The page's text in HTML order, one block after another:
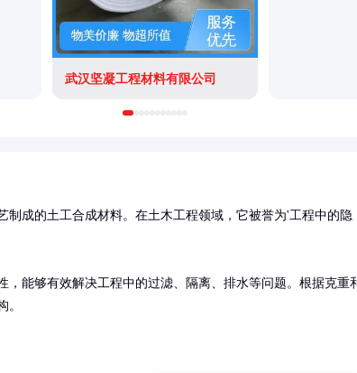
武汉坚凝工程材料有限公司
制成的土工合成材料。在土木工程领域，它被誉为'工程中的隐
能够有效解决工程中的过滤、隔离、排水等问题。根据克重
。